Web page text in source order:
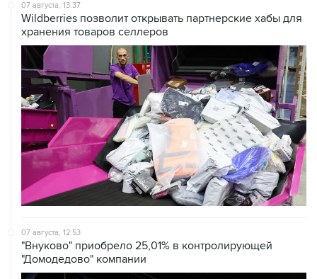
07 августа, 13:37
Wildberries позволит открывать партнерские хабы для
хранения товаров селлеров
07 августа, 12:53
"Внуково" приобрело 25,01% в контролирующей
"Домодедово" компании